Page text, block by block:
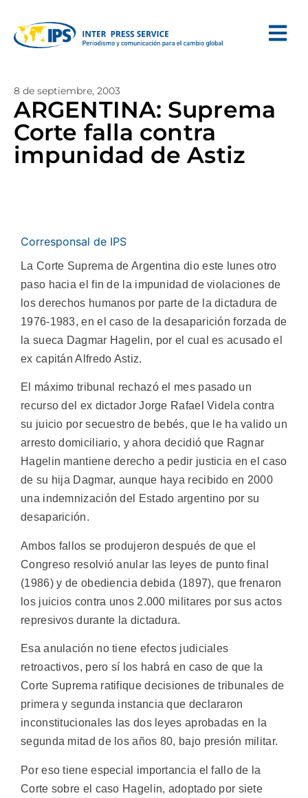
8 de septiembre, 2003
ARGENTINA: Suprema
Corte falla contra
impunidad de Astiz
Corresponsal de IPS
La Corte Suprema de Argentina dio este lunes otro
paso hacia el fin de la impunidad de violaciones de
los derechos humanos por parte de la dictadura de
1976-1983, en el caso de la desaparición forzada de
la sueca Dagmar Hagelin, por el cual es acusado el
ex capitán Alfredo Astiz.
El máximo tribunal rechazó el mes pasado un
recurso del ex dictador Jorge Rafael Videla contra
su juicio por secuestro de bebés, que le ha valido un
arresto domiciliario, y ahora decidió que Ragnar
Hagelin mantiene derecho a pedir justicia en el caso
de su hija Dagmar, aunque haya recibido en 2000
una indemnización del Estado argentino por su
desaparición.
Ambos fallos se produjeron después de que el
Congreso resolvió anular las leyes de punto final
(1986) y de obediencia debida (1897), que frenaron
los juicios contra unos 2.000 militares por sus actos
represivos durante la dictadura.
Esa anulación no tiene efectos judiciales
retroactivos, pero sí los habrá en caso de que la
Corte Suprema ratifique decisiones de tribunales de
primera y segunda instancia que declararon
inconstitucionales las dos leyes aprobadas en la
segunda mitad de los años 80, bajo presión militar.
Por eso tiene especial importancia el fallo de la
Corte sobre el caso Hagelin, adoptado por siete